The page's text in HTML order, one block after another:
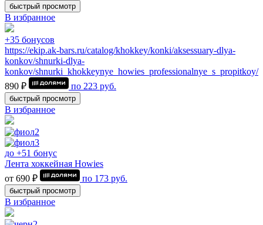
быстрый просмотр
В избранное
+35 бонусов
https://ekip.ak-bars.ru/catalog/khokkey/konki/aksessuary-dlya-
konkov/shnurki-dlya-
konkov/shnurki_khokkeynye_howies_professionalnye_s_propitkoy/
890 ₽
по 223 руб.
быстрый просмотр
В избранное
до +51 бонус
Лента хоккейная Howies
от 690 ₽
по 173 руб.
быстрый просмотр
В избранное